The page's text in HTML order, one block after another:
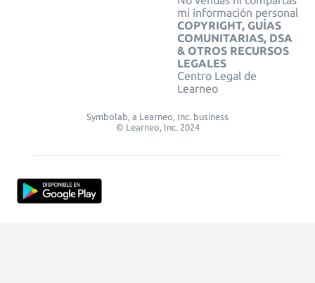
mi información personal
COPYRIGHT, GUÍAS
COMUNITARIAS, DSA
& OTROS RECURSOS
LEGALES
Centro Legal de
Learneo
Symbolab, a Learneo, Inc. business
© Learneo, Inc. 2024